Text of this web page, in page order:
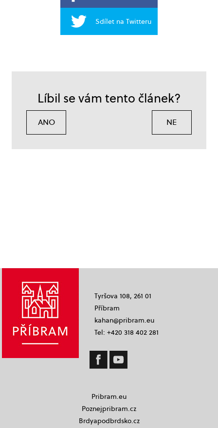
Sdílet na Twitteru
Líbil se vám tento článek?
ANO NE
Tyršova 108, 261 01
Příbram
kahan@pribram.eu
Tel: +420 318 402 281
Pribram.eu
Poznejpribram.cz
Brdyapodbrdsko.cz